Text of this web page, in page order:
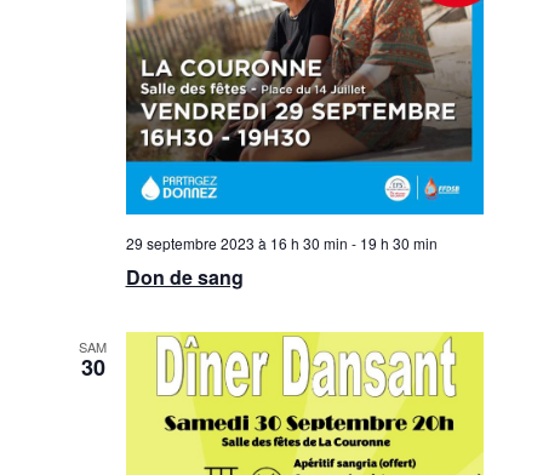
Don de sang
29 septembre 2023 à 16 h 30 min - 19 h 30 min
SAM
30